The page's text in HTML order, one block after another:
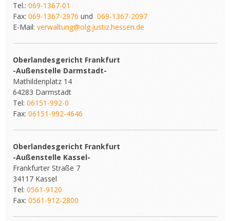
Tel.: 069-1367-01
Fax: 069-1367-2976 und 069-1367-2097
E-Mail: verwaltung@olg.justiz.hessen.de
Oberlandesgericht Frankfurt
-Außenstelle Darmstadt-
Mathildenplatz 14
64283 Darmstadt
Tel: 06151-992-0
Fax: 06151-992-4646
Oberlandesgericht Frankfurt
-Außenstelle Kassel-
Frankfurter Straße 7
34117 Kassel
Tel: 0561-9120
Fax: 0561-912-2800